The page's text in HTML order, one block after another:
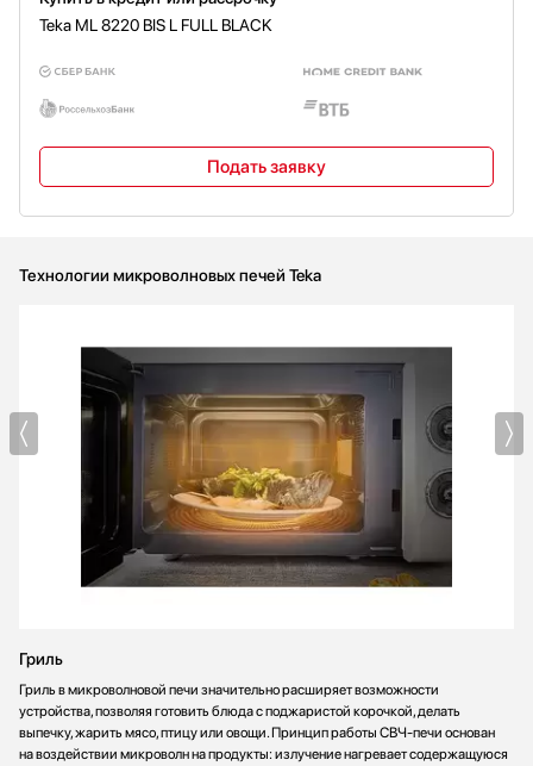
Teka ML 8220 BIS L FULL BLACK
Подать заявку
Технологии микроволновых печей Teka
Гриль
Гриль в микроволновой печи значительно расширяет возможности
устройства, позволяя готовить блюда с поджаристой корочкой, делать
выпечку, жарить мясо, птицу или овощи. Принцип работы СВЧ-печи основан
на воздействии микроволн на продукты: излучение нагревает содержащуюся